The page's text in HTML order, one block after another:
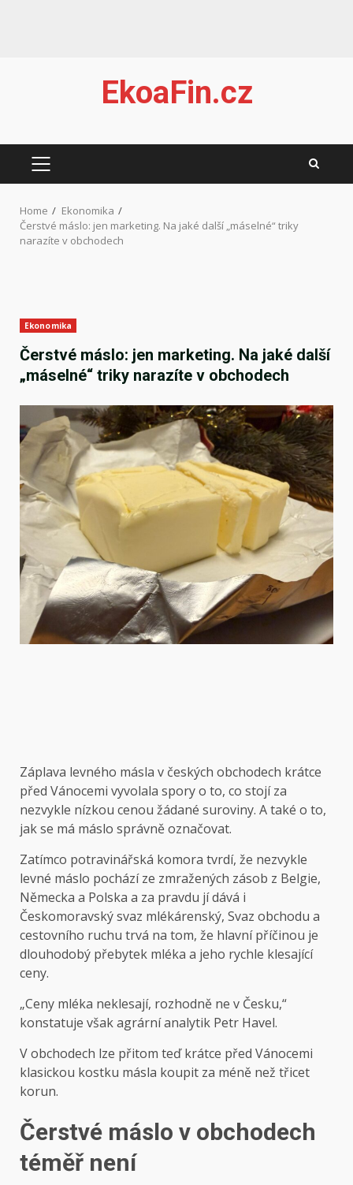
EkoaFin.cz
PRIMARY
Home
Ekonomika
Čerstvé máslo: jen marketing. Na jaké další „máselné“ triky
narazíte v obchodech
Ekonomika
Čerstvé máslo: jen marketing. Na jaké další
„máselné“ triky narazíte v obchodech
Záplava levného másla v českých obchodech krátce
před Vánocemi vyvolala spory o to, co stojí za
nezvykle nízkou cenou žádané suroviny. A také o to,
jak se má máslo správně označovat.
Zatímco potravinářská komora tvrdí, že nezvykle
levné máslo pochází ze zmražených zásob z Belgie,
Německa a Polska a za pravdu jí dává i
Českomoravský svaz mlékárenský, Svaz obchodu a
cestovního ruchu trvá na tom, že hlavní příčinou je
dlouhodobý přebytek mléka a jeho rychle klesající
ceny.
„Ceny mléka neklesají, rozhodně ne v Česku,“
konstatuje však agrární analytik Petr Havel.
V obchodech lze přitom teď krátce před Vánocemi
klasickou kostku másla koupit za méně než třicet
korun.
Čerstvé máslo v obchodech
téměř není